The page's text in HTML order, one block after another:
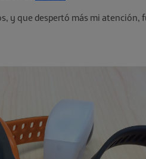
y que despertó más mi atención,